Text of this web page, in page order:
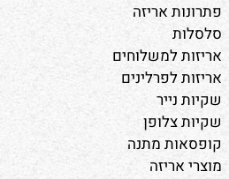
פתרונות אריזה
סלסלות
אריזות למשלוחים
אריזות לפרלינים
שקיות נייר
שקיות צלופן
קופסאות מתנה
מוצרי אריזה